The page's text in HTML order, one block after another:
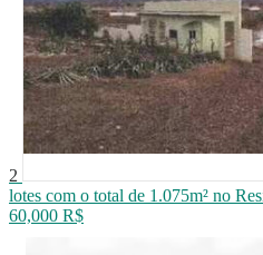
2
lotes com o total de 1.075m² no
60,000 R$